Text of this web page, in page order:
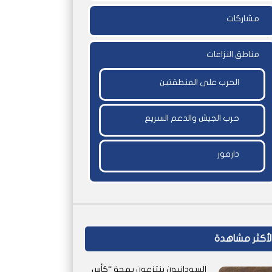
مشاركات
مناطق النزاعات
الحرب على المنطقتين
حرب الجيش والدعم السريع
دارفور
مشاهدة
السودانيون ينتزعون بهجة “كأس